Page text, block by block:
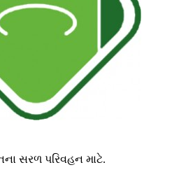
સરળ પરિવહન માટે.